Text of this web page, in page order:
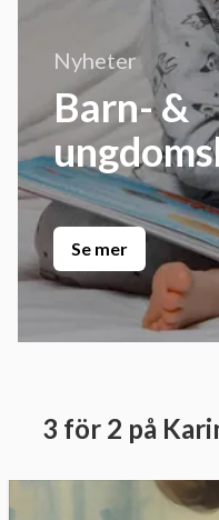
Nyheter
Barn- &
Se mer
3 för 2 på